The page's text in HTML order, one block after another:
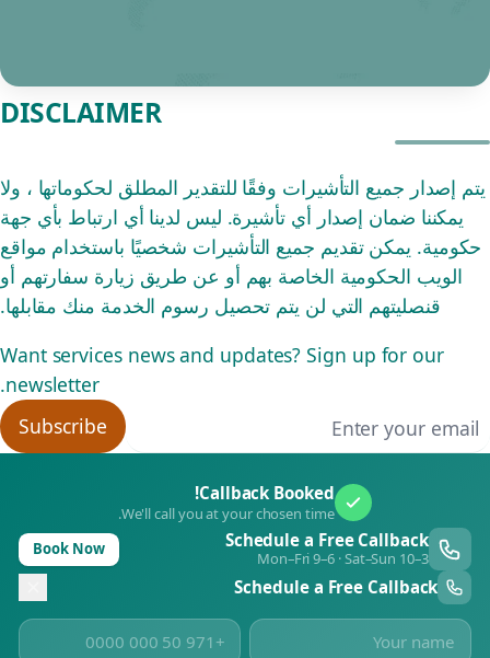
DISCLAIMER
يتم إصدار جميع التأشيرات وفقًا للتقدير المطلق لحكوماتها ، ولا
يمكننا ضمان إصدار أي تأشيرة. ليس لدينا أي ارتباط بأي جهة
حكومية. يمكن تقديم جميع التأشيرات شخصيًا باستخدام مواقع
الويب الحكومية الخاصة بهم أو عن طريق زيارة سفارتهم أو
قنصليتهم التي لن يتم تحصيل رسوم الخدمة منك مقابلها.
Want services news and updates? Sign up for our
newsletter.
Subscribe
Callback Booked!
We'll call you at your chosen time.
Schedule a Free Callback
Mon–Fri 9–6 · Sat–Sun 10–3
Book Now
Schedule a Free Callback